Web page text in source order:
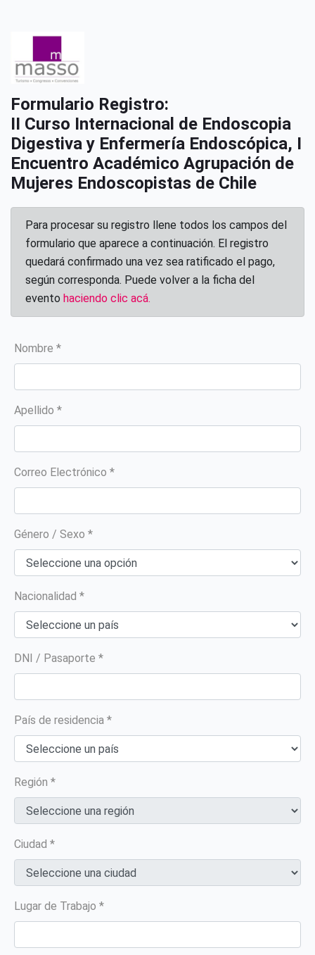
Formulario Registro:
II Curso Internacional de Endoscopia
Digestiva y Enfermería Endoscópica, I
Encuentro Académico Agrupación de
Mujeres Endoscopistas de Chile
Para procesar su registro llene todos los campos del
formulario que aparece a continuación. El registro
quedará confirmado una vez sea ratificado el pago,
según corresponda. Puede volver a la ficha del
evento haciendo clic acá.
Nombre *
Apellido *
Correo Electrónico *
Género / Sexo *
Nacionalidad *
DNI / Pasaporte *
País de residencia *
Región *
Ciudad *
Lugar de Trabajo *